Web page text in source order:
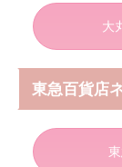
大
東急百貨店